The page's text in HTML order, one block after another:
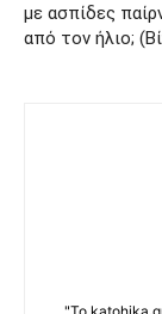
με ασπίδες
από τον ήλιο;